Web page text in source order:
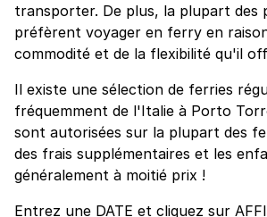
transporter. De plus, la plupart des
préfèrent voyager en ferry en
commodité et de la flexibilité qu'il
Il existe une sélection de ferries
fréquemment de l'Italie à Porto
sont autorisées sur la plupart des
des frais supplémentaires et les
généralement à moitié prix !
Entrez une DATE et cliquez sur